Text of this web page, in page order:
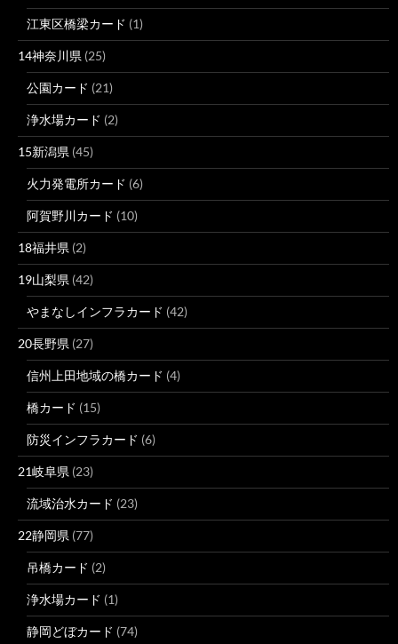
江東区橋梁カード (1)
14神奈川県 (25)
公園カード (21)
浄水場カード (2)
15新潟県 (45)
火力発電所カード (6)
阿賀野川カード (10)
18福井県 (2)
19山梨県 (42)
やまなしインフラカード (42)
20長野県 (27)
信州上田地域の橋カード (4)
橋カード (15)
防災インフラカード (6)
21岐阜県 (23)
流域治水カード (23)
22静岡県 (77)
吊橋カード (2)
浄水場カード (1)
静岡どぼカード (74)